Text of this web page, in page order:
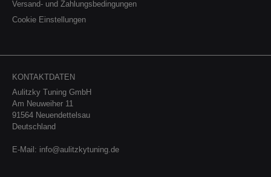
xDrive e1*2007/46*2126*.. DE/AT BMW Z4 M40i
e1*2007/46*1949*.. DE/AT Toyota Supra
e1*2007/46*1982*.. Kompatible Fahrzeuge:
3er (G20/G21)M340i xDrive275kW / 374PS285kW /
Versand- und Zahlungsbedingungen
Cookie Einstellungen
KONTAKTDATEN
Aulitzky Tuning GmbH
Am Neuweiher 11
91564 Neuendettelsau
Deutschland
E-Mail: info@aulitzkytuning.de